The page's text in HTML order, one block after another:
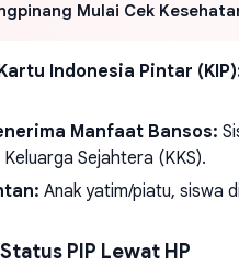
Mulai Cek
Indonesia Pintar
Manfaat Bansos:
Sejahtera (KKS).
Anak yatim/piatu, siswa
PIP Lewat HP